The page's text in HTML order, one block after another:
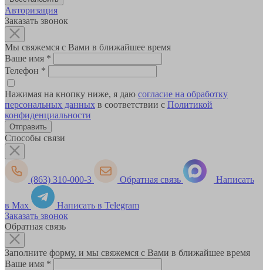
Авторизация
Заказать звонок
Мы свяжемся с Вами в ближайшее время
Ваше имя *
Телефон *
Нажимая на кнопку ниже, я даю согласие на обработку
персональных данных в соответствии с Политикой
конфиденциальности
Способы связи
(863) 310-000-3 Обратная связь Написать
в Max
Написать в Telegram
Заказать звонок
Обратная связь
Заполните форму, и мы свяжемся с Вами в ближайшее время
Ваше имя *